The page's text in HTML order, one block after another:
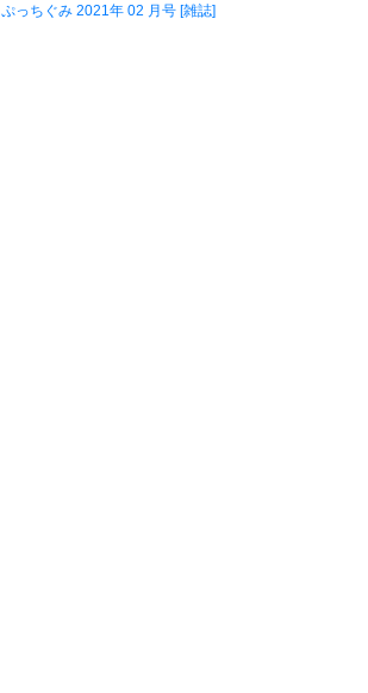
ぷっちぐみ 2021年 02 月号 [雑誌]